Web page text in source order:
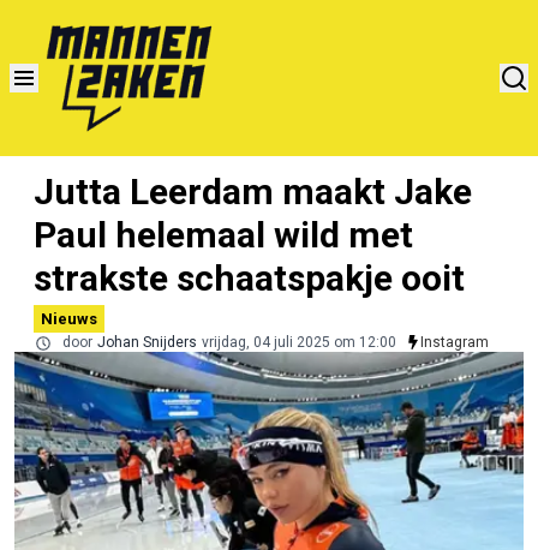
Jutta Leerdam maakt Jake
Paul helemaal wild met
strakste schaatspakje ooit
Nieuws
door Johan Snijders vrijdag, 04 juli 2025 om 12:00 Instagram